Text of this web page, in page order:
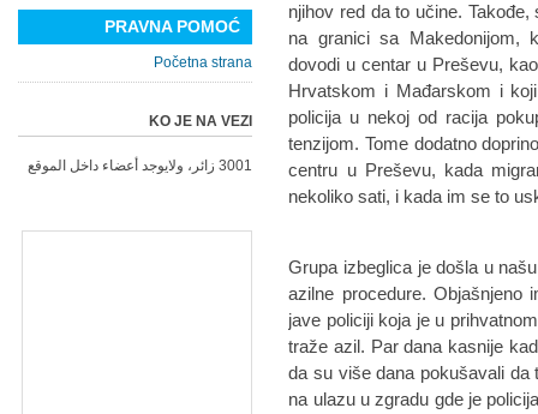
njihov red da to učine.
na granici sa Makedonijom,
dovodi u centar u Preševu,
Hrvatskom i Mađarskom i
policija u nekoj od racija
tenzijom. Tome dodatno
centru u Preševu, kada
nekoliko sati, i kada im se to
Grupa izbeglica je došla u
azilne procedure.
jave policiji koja je u
traže azil. Par dana kasnije
da su više dana pokušavali da
na ulazu u zgradu gde je
PRAVNA POMOĆ
Početna strana
KO JE NA VEZI
3001 زائر، ولايوجد أعضاء داخل الموقع